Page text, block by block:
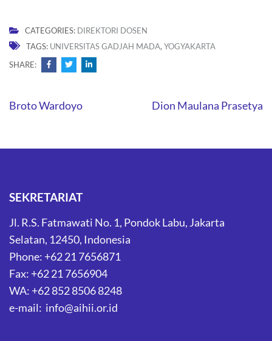
CATEGORIES: DIREKTORI DOSEN
TAGS: UNIVERSITAS GADJAH MADA, YOGYAKARTA
SHARE:
Post
Broto Wardoyo Dion Maulana Prasetya
SEKRETARIAT
Jl. R.S. Fatmawati No. 1, Pondok Labu, Jakarta
Selatan, 12450, Indonesia
Phone: +62 21 7656871
Fax: +62 21 7656904
WA: +62 852 8506 8248
e-mail: info@aihii.or.id